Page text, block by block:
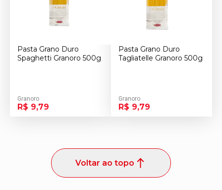
Pasta Grano Duro
Spaghetti Granoro 500g
Granoro
R$ 9,79
Pasta Grano Duro
Tagliatelle Granoro 500g
Granoro
R$ 9,79
Voltar ao topo